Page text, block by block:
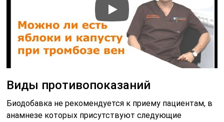
Виды противопоказаний
Биодобавка не рекомендуется к приему пациентам, в
анамнезе которых присутствуют следующие